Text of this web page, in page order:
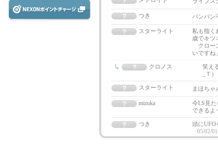
つき バンバン
スターライト
私も指く
歳でキツ
クロー
いです
クロノス
笑え
_Ｔ
スターライト
まほち
mizuka
今LS見
できるよ
つき
頭にUFO
05/02/